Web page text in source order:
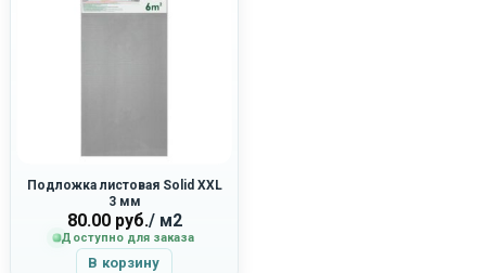
Подложка листовая Solid XXL
3 мм
80.00руб./ м2
Доступно для заказа
В корзину